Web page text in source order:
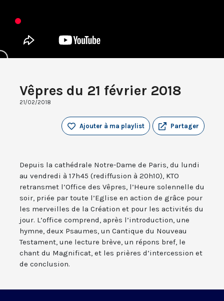
Vêpres du 21 février 2018
21/02/2018
Partager
Ajouter à ma playlist
Depuis la cathédrale Notre-Dame de Paris, du lundi
au vendredi à 17h45 (rediffusion à 20h10), KTO
retransmet l’Office des Vêpres, l’Heure solennelle du
soir, priée par toute l’Eglise en action de grâce pour
les merveilles de la Création et pour les activités du
jour. L’office comprend, après l’introduction, une
hymne, deux Psaumes, un Cantique du Nouveau
Testament, une lecture brève, un répons bref, le
chant du Magnificat, et les prières d’intercession et
de conclusion.